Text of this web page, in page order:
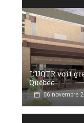
L’UQTR voit
Québec
06 novembre